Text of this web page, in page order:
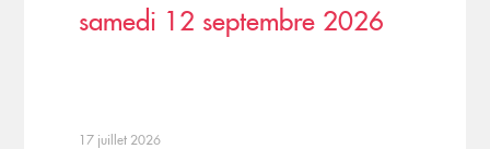
samedi 12 septembre 2026
17 juillet 2026